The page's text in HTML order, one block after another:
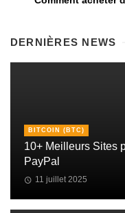
DERNIÈRES NEWS
BITCOIN (BTC)
10+ Meilleurs Sites
PayPal
11 juillet 2025